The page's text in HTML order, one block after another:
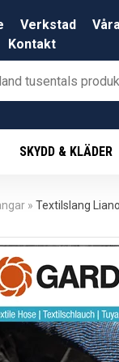
Verkstad
Kontakt
SKYDD & KLÄDER
» Textilslang